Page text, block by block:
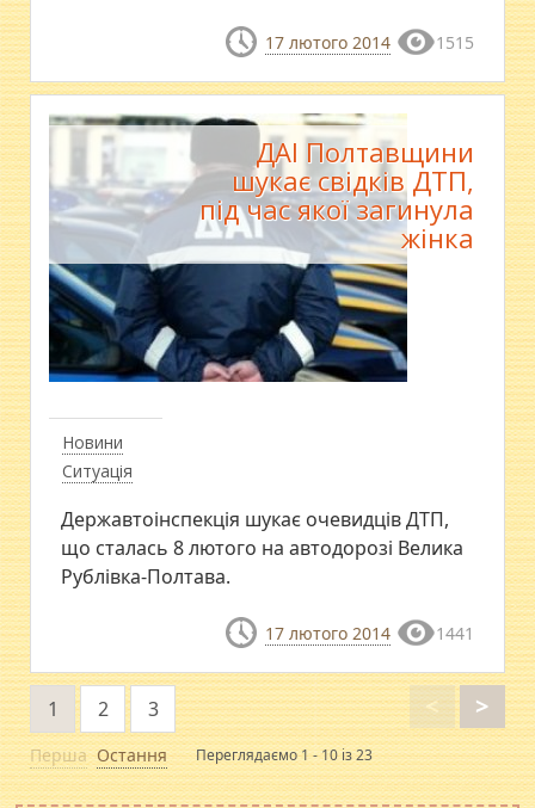
17 лютого 2014 1515
Новини
Ситуація
ДАІ Полтавщини
шукає свідків ДТП,
під час якої загинула
жінка
Державтоінспекція шукає очевидців ДТП,
що сталась 8 лютого на автодорозі Велика
Рублівка-Полтава.
17 лютого 2014 1441
Перша
<
1 2 3 >
Остання Переглядаємо 1 - 10 із 23